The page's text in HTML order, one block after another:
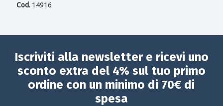
Cod.14916
Iscriviti alla newsletter e ricevi uno
sconto extra del 4% sul tuo primo
ordine con un minimo di 70€ di
spesa